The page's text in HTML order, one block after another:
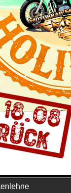
optimalen
die
Ziele ins
hast, wirst Du
des Sitzes
2024 in